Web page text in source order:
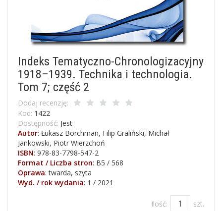
Indeks Tematyczno-Chronologizacyjny
1918–1939. Technika i technologia.
Tom 7; część 2
Dodaj recenzję:
Kod: 1422
Dostępność: Jest
Autor: Łukasz Borchman, Filip Graliński, Michał
Jankowski, Piotr Wierzchoń
ISBN: 978-83-7798-547-2
Format / Liczba stron: B5 / 568
Oprawa: twarda, szyta
Wyd. / rok wydania: 1 / 2021
Ilość: szt.